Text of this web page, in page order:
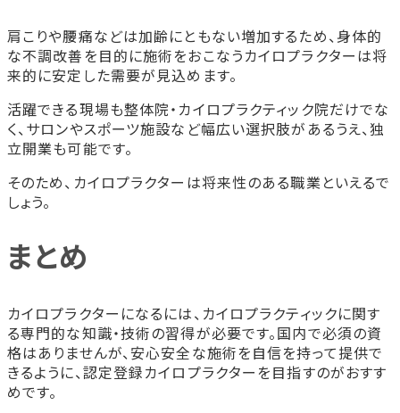
肩こりや腰痛などは加齢にともない増加するため、身体的
な不調改善を目的に施術をおこなうカイロプラクターは将
来的に安定した需要が見込めます。
活躍できる現場も整体院・カイロプラクティック院だけでな
く、サロンやスポーツ施設など幅広い選択肢があるうえ、独
立開業も可能です。
そのため、カイロプラクターは将来性のある職業といえるで
しょう。
まとめ
カイロプラクターになるには、カイロプラクティックに関す
る専門的な知識・技術の習得が必要です。国内で必須の資
格はありませんが、安心安全な施術を自信を持って提供で
きるように、認定登録カイロプラクターを目指すのがおすす
めです。